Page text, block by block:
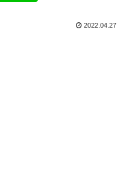
2022.04.27